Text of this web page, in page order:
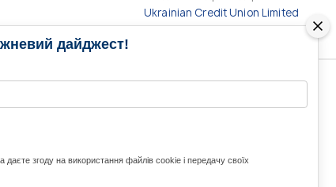
Ukrainian Credit Union Limited
МЕДІА КОНТАКТИ
з України та світу
дайджест!
даєте згоду на використання файлів cookie і передачу своїх